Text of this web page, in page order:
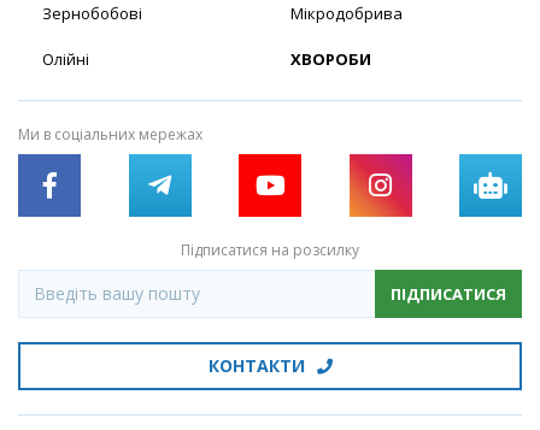
Зернобобові
Олійні
Мікродобрива
ХВОРОБИ
Ми в соціальних мережах
Підписатися на розсилку
ПІДПИСАТИСЯ
КОНТАКТИ